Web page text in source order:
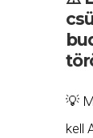
💡
kell